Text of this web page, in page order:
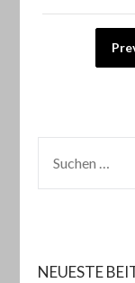
NACH:
NEUESTE